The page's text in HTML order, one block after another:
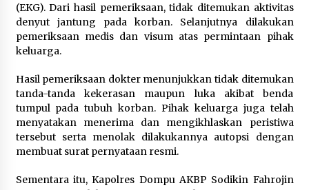
(EKG). Dari hasil pemeriksaan, tidak ditemukan aktivitas
denyut jantung pada korban. Selanjutnya dilakukan
pemeriksaan medis dan visum atas permintaan pihak
keluarga.
Hasil pemeriksaan dokter menunjukkan tidak ditemukan
tanda-tanda kekerasan maupun luka akibat benda
tumpul pada tubuh korban. Pihak keluarga juga telah
menyatakan menerima dan mengikhlaskan peristiwa
tersebut serta menolak dilakukannya autopsi dengan
membuat surat pernyataan resmi.
Sementara itu, Kapolres Dompu AKBP Sodikin Fahrojin